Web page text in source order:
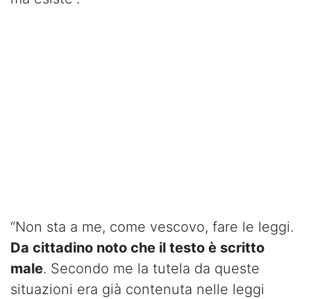
“Non sta a me, come vescovo, fare le leggi.
Da cittadino noto che il testo è scritto
male. Secondo me la tutela da queste
situazioni era già contenuta nelle leggi